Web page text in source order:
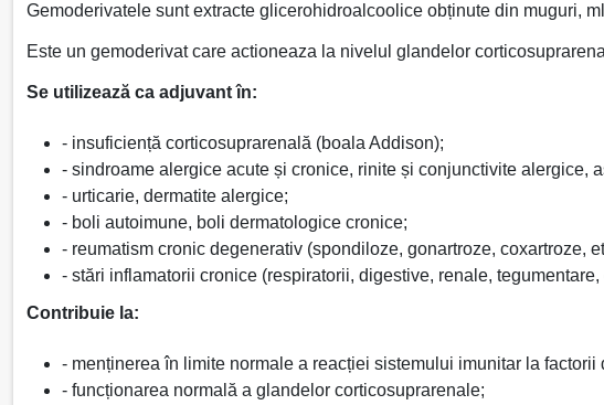
Gemoderivatele sunt extracte glicerohidroalcoolice obținute din muguri,
Este un gemoderivat care actioneaza la nivelul glandelor
Se utilizează ca adjuvant în:
- insuficiență corticosuprarenală (boala Addison);
- sindroame alergice acute și cronice, rinite și conjunctivite alergice,
- urticarie, dermatite alergice;
- boli autoimune, boli dermatologice cronice;
- reumatism cronic degenerativ (spondiloze, gonartroze, coxartroze,
- stări inflamatorii cronice (respiratorii, digestive, renale,
Contribuie la:
- menținerea în limite normale a reacției sistemului imunitar la
- funcționarea normală a glandelor corticosuprarenale;